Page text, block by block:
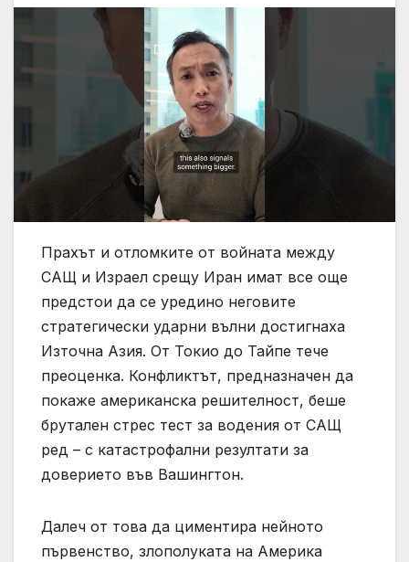
Прахът и отломките от войната между
САЩ и Израел срещу Иран имат все още
предстои да се уредино неговите
стратегически ударни вълни достигнаха
Източна Азия. От Токио до Тайпе тече
преоценка. Конфликтът, предназначен да
покаже американска решителност, беше
брутален стрес тест за водения от САЩ
ред – с катастрофални резултати за
доверието във Вашингтон.
Далеч от това да циментира нейното
първенство, злополуката на Америка